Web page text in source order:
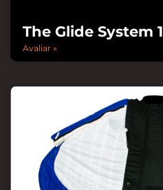
The Glide System 1
Avaliar »